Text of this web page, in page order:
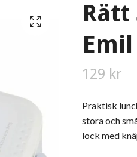
Rätt
129 kr
Praktisk
stora och
lock med